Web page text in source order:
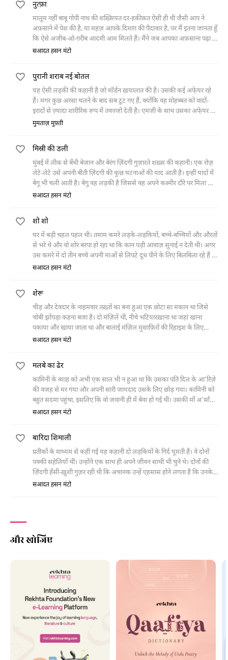
नुत्फ़ा
मालूम नहीं बाबू गोपी नाथ की शख़्सियत दर-हक़ीक़त ऐसी ही थी जैसी आप ने
अफ़साने में पेश की है, या महज़ आपके दिमाग़ की पैदावार है, पर मैं इतना जानता हूँ
कि ऐसे अजीब-ओ-ग़रीब आदमी आम मिलते हैं। मैंने जब आपका अफ़साना पढ़ा तो
मेरा दिमाग़ फ़ौरन ही अपने एक दोस्त की
सआदत हसन मंटो
पुरानी शराब नई बोतल
यह ऐसी लड़की की कहानी है जो मॉर्डन ख़यालात की है। उसकी कई अफे़यर रहे
हैं। मगर कुछ अरसा चलने के बाद सब टूट गए हैं, क्योंकि वह मोहब्बत को वादों-
इरादों से ज़्यादा शारीरिक रूप में तवज्जो देती है। एमजी के साथ उसका अफे़यर भी
इसी वजह से टूटा था, जिसके साथ बाद में उसकी सहेली सफ़्फ़ो ने शादी कर ली
मुमताज़ मुफ़्ती
मिस्री की डली
मुंबई में लीक से बँधी बेजान और बेरंग ज़िंदगी गुज़ारते शख़्स की कहानी। एक रोज़़
लेटे-लेटे उसे अपनी बीती ज़िंदगी की कुछ घटनाओं की याद आती है। इन्हीं यादों में
बेगू भी चली आती है। बेगू वह लड़की है जिससे वह अपने कश्मीर दौरे पर मिला था।
वह उस से मोहब्बत करने लगा था। उन दिनों को याद करते हुए उसे इस बात का
सआदत हसन मंटो
शो शो
घर में बड़ी चहल पहल थी। तमाम कमरे लड़के-लड़कियों, बच्चे-बच्चियों और औरतों
से भरे थे और वो शोर बरपा हो रहा था कि कान पड़ी आवाज़ सुनाई न देती थी। अगर
उस कमरे में दो तीन बच्चे अपनी माओं से लिपटे दूध पीने के लिए बिलबिला रहे हैं तो
दूसरे कमरे में छोटी छोटी लड़कियां
सआदत हसन मंटो
शेरू
चीड़ और देवदार के नाहमवार तख़्तों का बना हुआ एक छोटा सा मकान था जिसे
चोबी झोंपड़ा कहना बजा है। दो मंज़िलें थीं, नीचे भटियारख़ाना था जहां खाना
पकाया और खाया जाता था और बालाई मंज़िल मुसाफ़िरों की रिहाइश के लिए
मख़सूस थी। ये मंज़िल दो कमरों पर मुश्तमिल थी।
सआदत हसन मंटो
मलबे का ढेर
कामिनी के ब्याह को अभी एक साल भी न हुआ था कि उसका पति दिल के आ’रिज़े
की वजह से मर गया और अपनी सारी जायदाद उसके लिए छोड़ गया। कामिनी को
बहुत सदमा पहुंचा, इसलिए कि वो जवानी ही में बेवा हो गई थी। उसकी माँ अ’र्सा
हुआ उसके बाप को दाग़-ए-मुफ़ारक़त दे गई थी।
सआदत हसन मंटो
बारिदा शिमाली
प्रतीकों के माध्यम से कही गई यह कहानी दो लड़कियों के गिर्द घूमती हैं। वे दोनों
पक्की सहेलियाँ थीं। उन्होंने एक साथ ही अपने जीवन साथी भी चुने थे। दोनों की
ज़िंदगी हँसी-ख़ुशी गुज़र रही थी कि अचानक उन्हें एहसास होने लगता है कि उनके
जीवन साथी उनके लिए सही नहीं हैं। फिर एक इत्तिफ़ाक़़ के चलते उनके जीवन
सआदत हसन मंटो
और खोजिए